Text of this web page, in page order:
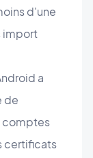
d'une
import
a
de
comptes
certificats